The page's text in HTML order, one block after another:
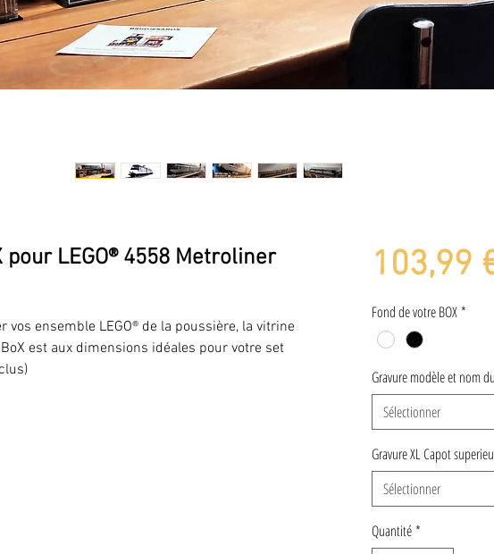
LEGO® 4558 Metroliner
vos ensemble LEGO® de la poussière, la vitrine
est aux dimensions idéales pour votre set
103,99
Fond de votre BOX*
Gravure modèle et nom
Sélectionner
Gravure XL Capot
Sélectionner
Quantité*